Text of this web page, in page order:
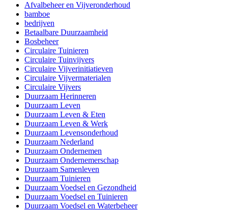
Afvalbeheer en Vijveronderhoud
bamboe
bedrijven
Betaalbare Duurzaamheid
Bosbeheer
Circulaire Tuinieren
Circulaire Tuinvijvers
Circulaire Vijverinitiatieven
Circulaire Vijvermaterialen
Circulaire Vijvers
Duurzaam Herinneren
Duurzaam Leven
Duurzaam Leven & Eten
Duurzaam Leven & Werk
Duurzaam Levensonderhoud
Duurzaam Nederland
Duurzaam Ondernemen
Duurzaam Ondernemerschap
Duurzaam Samenleven
Duurzaam Tuinieren
Duurzaam Voedsel en Gezondheid
Duurzaam Voedsel en Tuinieren
Duurzaam Voedsel en Waterbeheer